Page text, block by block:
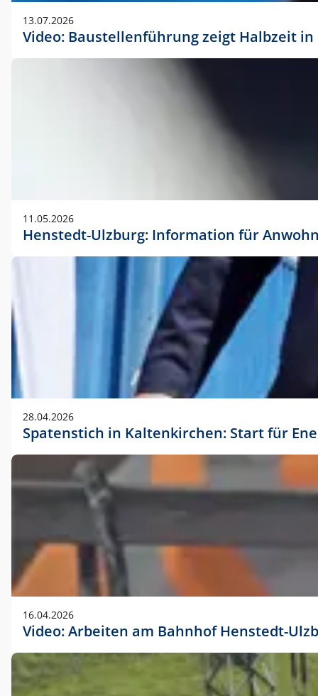
13.07.2026
Video: Baustellenführung zeigt Halbzeit
11.05.2026
Henstedt-Ulzburg: Information für
28.04.2026
Spatenstich in Kaltenkirchen: Start für
16.04.2026
Video: Arbeiten am Bahnhof Henstedt-